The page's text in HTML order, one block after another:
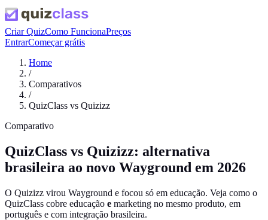
Criar QuizComo FuncionaPreços
EntrarComeçar grátis
Home
/
Comparativos
/
QuizClass vs Quizizz
Comparativo
QuizClass vs Quizizz: alternativa
brasileira ao novo Wayground em 2026
O Quizizz virou Wayground e focou só em educação. Veja como o
QuizClass cobre educação e marketing no mesmo produto, em
português e com integração brasileira.